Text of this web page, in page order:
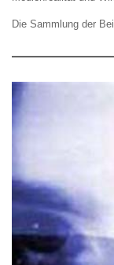
Die Sammlung der